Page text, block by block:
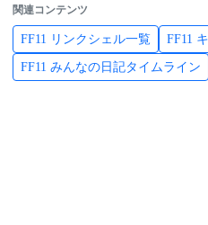
関連コンテンツ
FF11 リンクシェル一覧 FF11
FF11 みんなの日記タイムライン